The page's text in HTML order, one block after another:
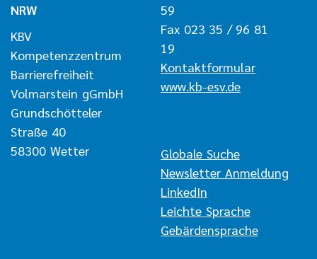
NRW
KBV
Kompetenzzentrum
Barrierefreiheit
Volmarstein gGmbH
Grundschötteler
Straße 40
58300 Wetter
59
Fax 023 35 / 96 81
19
Kontaktformular
www.kb-esv.de
Navigation überspringen
Globale Suche
Newsletter Anmeldung
LinkedIn
Leichte Sprache
Gebärdensprache